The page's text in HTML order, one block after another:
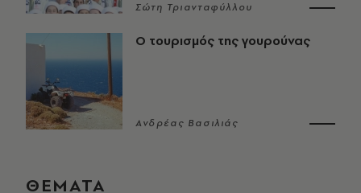
Σώτη Τριανταφύλλου
Ο τουρισμός της γουρούνας
Ανδρέας Βασιλιάς
ΘΕΜΑΤΑ